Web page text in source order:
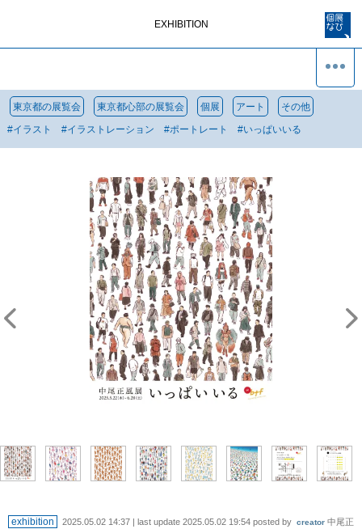
EXHIBITION
東京都の展覧会 東京都心部の展覧会 個展 アート その他
#イラスト #イラストレーション #ポートレート #いっぱいいる
exhibition 2025.05.02 14:37 | last update 2025.05.02 19:54 posted by creator 中尾正